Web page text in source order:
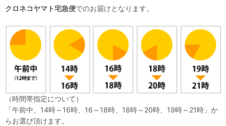
クロネコヤマト宅急便でのお届けとなります。
（時間帯指定について）
「午前中、14時～16時、16～18時、18時～20時、19時～21時」か
らお選び頂けます。